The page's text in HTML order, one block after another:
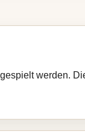
werden.